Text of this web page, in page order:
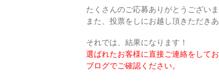
たくさんのご応募ありがとうござい
また、投票をしにお越し頂きただき
それでは、結果になります！
選ばれたお客様に直接ご連絡をして
ブログでご確認ください。